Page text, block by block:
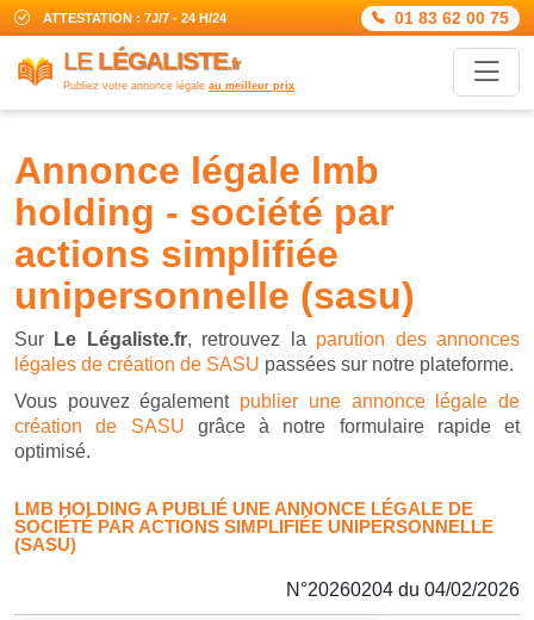
ATTESTATION : 7J/7 - 24 H/24 01 83 62 00 75
LE LÉGALISTE.fr
Publiez votre annonce légale au meilleur prix
annonce légale lmb
holding - société par
actions simplifiée
unipersonnelle (sasu)
Sur Le Légaliste.fr, retrouvez la parution des annonces
légales de création de SASU passées sur notre plateforme.
Vous pouvez également publier une annonce légale de
création de SASU grâce à notre formulaire rapide et
optimisé.
LMB HOLDING A PUBLIÉ UNE ANNONCE LÉGALE DE
SOCIÉTÉ PAR ACTIONS SIMPLIFIÉE UNIPERSONNELLE
(SASU)
N°20260204 du 04/02/2026